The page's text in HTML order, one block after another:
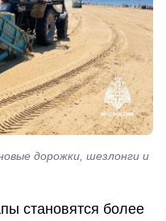
дорожки, шезлонги и
становятся более